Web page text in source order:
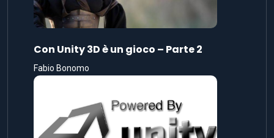
Con Unity 3D è un gioco – Parte 2
Fabio Bonomo